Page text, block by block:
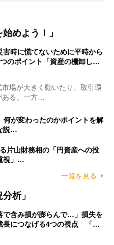
めよう！」
害時に慌てないために平時から
のポイント「資産の棚卸し…
場が大きく動いたり、取引環
る。一方…
が変わったのかポイントを解
説…
片山財務相の「円資産への投
視」…
一覧を見る
析」
で含み損が膨らんで…」損失を
長につなげる4つの視点 「…